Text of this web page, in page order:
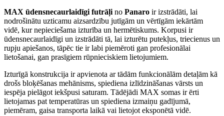
MAX ūdensnecaurlaidīgi futrāļi no Panaro ir izstrādāti, lai
nodrošinātu uzticamu aizsardzību jutīgām un vērtīgām iekārtām
vidē, kur nepieciešama izturība un hermētiskums. Korpusi ir
ūdensnecaurlaidīgi un izstrādāti tā, lai izturētu putekļus, triecienus un
rupju apiešanos, tāpēc tie ir labi piemēroti gan profesionālai
lietošanai, gan prasīgiem rūpnieciskiem lietojumiem.
Izturīgā konstrukcija ir apvienota ar tādām funkcionālām detaļām kā
drošs bloķēšanas mehānisms, spiediena izlīdzināšanas vārsts un
iespēja pielāgot iekšpusi saturam. Tādējādi MAX somas ir ērti
lietojamas pat temperatūras un spiediena izmaiņu gadījumā,
piemēram, gaisa transporta laikā vai lietojot eksponētā vidē.